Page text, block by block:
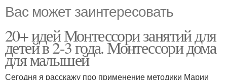
Вас может заинтересовать
20+ идей Монтессори занятий для
детей в 2-3 года. Монтессори дома
для малышей
Сегодня я расскажу про применение методики Марии